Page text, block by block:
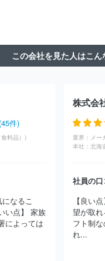
社フォーカスシステムズ
株式会社ＢＲＥＸＡ Ｔ
株式会社エル・ティー・
日本タタ・
日本IBM株式会社
株式
株式会社コア
日本電
社
ニッセイ情報テクノ
株式会社カヤック
ＢＩ
ーシー
株式会社あとら
ＮＴＴインテグレーショ
クレスコ
ＮＳＷ株式会社
この会社を見た人はこ
件)
料品）)
なるこ
い点】 家族
によっては
株式会
業界： メー
本社： 北海
社員の口
【良い
望が取
フト制
れ...